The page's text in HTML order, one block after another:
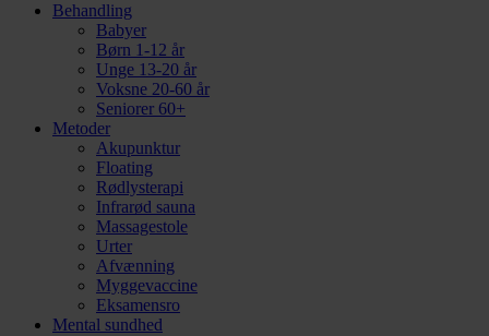
Behandling
Babyer
Børn 1-12 år
Unge 13-20 år
Voksne 20-60 år
Seniorer 60+
Metoder
Akupunktur
Floating
Rødlysterapi
Infrarød sauna
Massagestole
Urter
Afvænning
Myggevaccine
Eksamensro
Mental sundhed